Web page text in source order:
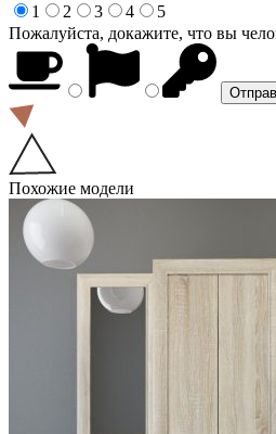
1
2 3 4
5
Пожалуйста, докажите, что вы
Похожие модели